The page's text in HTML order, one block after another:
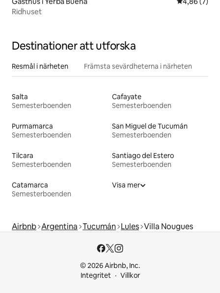
Ridhuset
Destinationer att utforska
Resmål i närheten Främsta sevärdheterna i närheten
Salta
Semesterboenden
Cafayate
Semesterboenden
Purmamarca
Semesterboenden
San Miguel de Tucumán
Semesterboenden
Tilcara
Semesterboenden
Santiago del Estero
Semesterboenden
Catamarca
Semesterboenden
Visa mer
Airbnb Argentina Tucumán Lules Villa Nougues
© 2026 Airbnb, Inc.
Integritet
Villkor